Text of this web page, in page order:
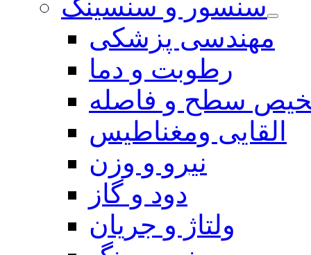
سنسور و سنسینگ
مهندسی پزشکی
رطوبت و دما
سطح و فاصله
القایی ومغناطیس
نیرو و وزن
دود و گاز
ولتاژ و جریان